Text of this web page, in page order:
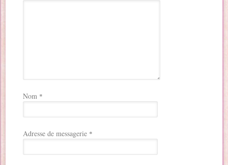
Nom *
Adresse de messagerie *